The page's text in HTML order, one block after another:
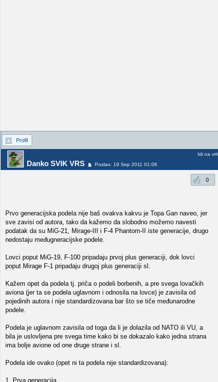
Profil
Danko SVIK VRS Poslao: 19 Sep 2011 01:06
Idi na vrh
0
Prvo generacijska podela nije baš ovakva kakvu je Topa Gan naveo, jer
sve zavisi od autora, tako da kažemo da slobodno možemo navesti
podatak da su MiG-21, Mirage-III i F-4 Phantom-II iste generacije, drugo
nedostaju međugneracijske podele.
Lovci poput MiG-19, F-100 pripadaju prvoj plus generaciji, dok lovci
poput Mirage F-1 pripadaju drugoj plus generaciji sl.
Kažem opet da podela tj. priča o podeli borbenih, a pre svega lovačkih
aviona (jer ta se podela uglavnom i odnosila na lovce) je zavisila od
pojedinih autora i nije standardizovana bar što se tiče međunarodne
podele.
Podela je uglavnom zavisila od toga da li je dolazila od NATO ili VU, a
bila je uslovljena pre svega time kako bi se dokazalo kako jedna strana
ima bolje avione od one druge strane i sl.
Podela ide ovako (opet ni ta podela nije standardizovana):
1. Prva generacija.